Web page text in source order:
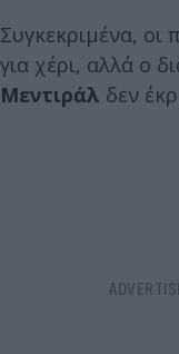
Συγκεκριμένα, οι
για χέρι, αλλά ο
Μεντιράλ δεν